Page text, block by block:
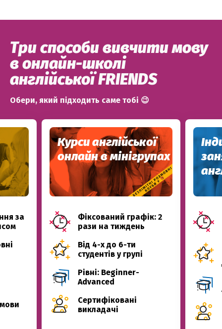
Три способи вивчити мову
в онлайн-школі
англійської FRIENDS
Обери, який підходить саме тобі 😉
за
Курси англійської
онлайн в мінігрупах
Фіксований графік: 2
рази на тиждень
Від 4-х до 6-ти
студентів у групі
Рівні: Beginner-
Advanced
Сертифіковані
викладачі